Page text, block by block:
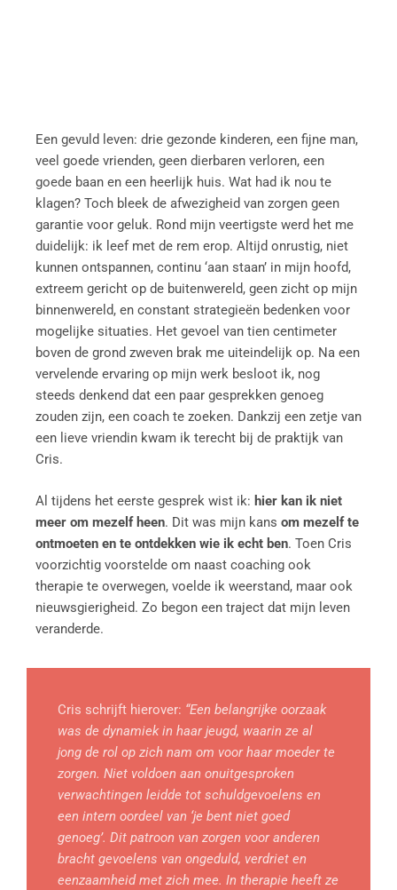
Een gevuld leven: drie gezonde kinderen, een fijne man,
veel goede vrienden, geen dierbaren verloren, een
goede baan en een heerlijk huis. Wat had ik nou te
klagen? Toch bleek de afwezigheid van zorgen geen
garantie voor geluk. Rond mijn veertigste werd het me
duidelijk: ik leef met de rem erop. Altijd onrustig, niet
kunnen ontspannen, continu ‘aan staan’ in mijn hoofd,
extreem gericht op de buitenwereld, geen zicht op mijn
binnenwereld, en constant strategieën bedenken voor
mogelijke situaties. Het gevoel van tien centimeter
boven de grond zweven brak me uiteindelijk op. Na een
vervelende ervaring op mijn werk besloot ik, nog
steeds denkend dat een paar gesprekken genoeg
zouden zijn, een coach te zoeken. Dankzij een zetje van
een lieve vriendin kwam ik terecht bij de praktijk van
Cris.
Al tijdens het eerste gesprek wist ik: hier kan ik niet
meer om mezelf heen. Dit was mijn kans om mezelf te
ontmoeten en te ontdekken wie ik echt ben. Toen Cris
voorzichtig voorstelde om naast coaching ook
therapie te overwegen, voelde ik weerstand, maar ook
nieuwsgierigheid. Zo begon een traject dat mijn leven
veranderde.
Cris schrijft hierover: “Een belangrijke oorzaak
was de dynamiek in haar jeugd, waarin ze al
jong de rol op zich nam om voor haar moeder te
zorgen. Niet voldoen aan onuitgesproken
verwachtingen leidde tot schuldgevoelens en
een intern oordeel van ‘je bent niet goed
genoeg’. Dit patroon van zorgen voor anderen
bracht gevoelens van ongeduld, verdriet en
eenzaamheid met zich mee. In therapie heeft ze